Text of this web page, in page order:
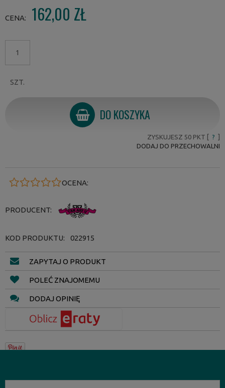
CENA: 162,00 ZŁ
SZT.
DO KOSZYKA
ZYSKUJESZ 50 PKT [ ? ]
DODAJ DO PRZECHOWALNI
OCENA:
PRODUCENT:
KOD PRODUKTU: 022915
ZAPYTAJ O PRODUKT
POLEĆ ZNAJOMEMU
DODAJ OPINIĘ